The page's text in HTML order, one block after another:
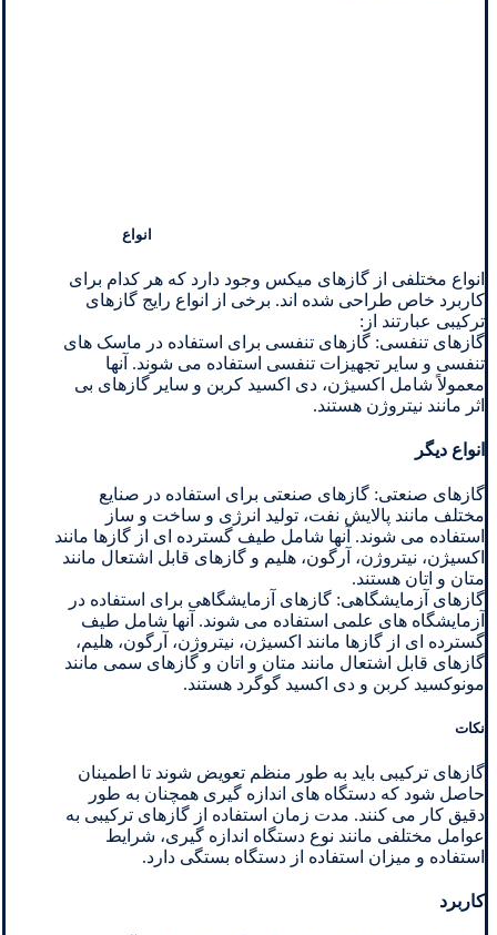
انواع
انواع مختلفی از گازهای میکس وجود دارد که هر کدام برای
کاربرد خاص طراحی شده اند. برخی از انواع رایج گازهای
ترکیبی عبارتند از:
گازهای تنفسی: گازهای تنفسی برای استفاده در ماسک های
تنفسی و سایر تجهیزات تنفسی استفاده می شوند. آنها
معمولاً شامل اکسیژن، دی اکسید کربن و سایر گازهای بی
اثر مانند نیتروژن هستند.
انواع دیگر
گازهای صنعتی: گازهای صنعتی برای استفاده در صنایع
مختلف مانند پالایش نفت، تولید انرژی و ساخت و ساز
استفاده می شوند. آنها شامل طیف گسترده ای از گازها مانند
اکسیژن، نیتروژن، آرگون، هلیم و گازهای قابل اشتعال مانند
متان و اتان هستند.
گازهای آزمایشگاهی: گازهای آزمایشگاهی برای استفاده در
آزمایشگاه های علمی استفاده می شوند. آنها شامل طیف
گسترده ای از گازها مانند اکسیژن، نیتروژن، آرگون، هلیم،
گازهای قابل اشتعال مانند متان و اتان و گازهای سمی مانند
مونوکسید کربن و دی اکسید گوگرد هستند.
نکات
گازهای ترکیبی باید به طور منظم تعویض شوند تا اطمینان
حاصل شود که دستگاه های اندازه گیری همچنان به طور
دقیق کار می کنند. مدت زمان استفاده از گازهای ترکیبی به
عوامل مختلفی مانند نوع دستگاه اندازه گیری، شرایط
استفاده و میزان استفاده از دستگاه بستگی دارد.
کاربرد